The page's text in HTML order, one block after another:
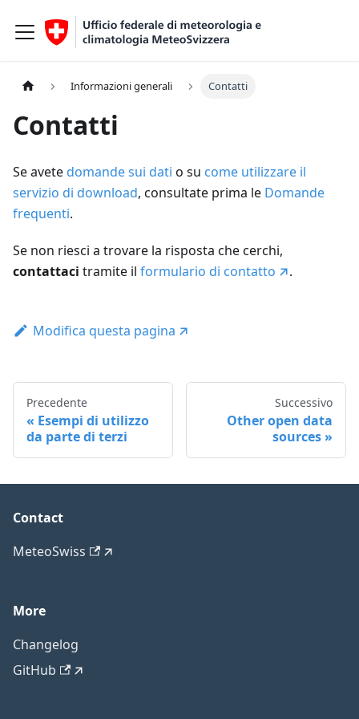
Informazioni generali Contatti
Contatti
Se avete domande sui dati o su come utilizzare il
servizio di download, consultate prima le Domande
frequenti.
Se non riesci a trovare la risposta che cerchi,
contattaci tramite il formulario di contatto .
Modifica questa pagina
Precedente
Esempi di utilizzo
da parte di terzi
Successivo
Other open data
sources
Contact
MeteoSwiss
More
Changelog
GitHub